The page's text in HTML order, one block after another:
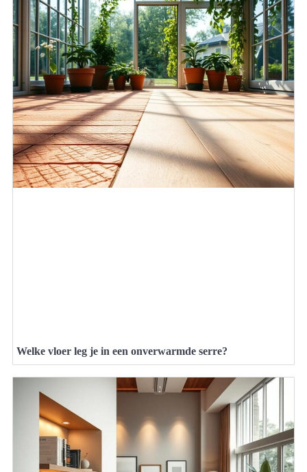
Welke vloer leg je in een onverwarmde serre?